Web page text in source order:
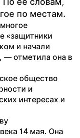
по местам.
«защитники
и начали
— отметила она в
общество
и
интересах и
14 мая. Она